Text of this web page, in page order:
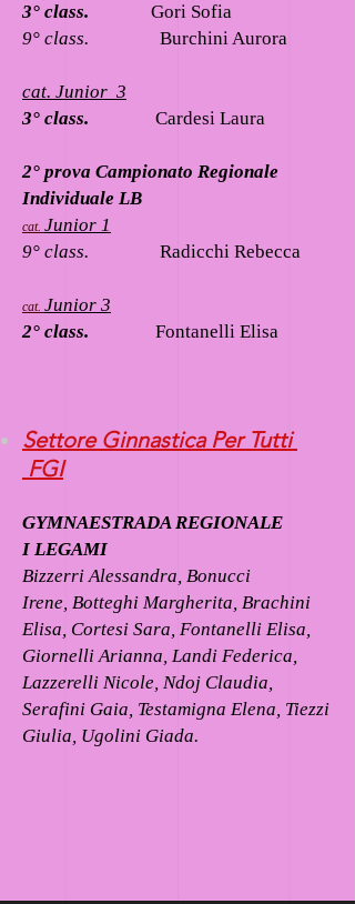
3° class. Gori Sofia
9° class. Burchini Aurora
cat. Junior 3
3° class. Cardesi Laura
2° prova Campionato Regionale
Individuale LB
cat. Junior 1
9° class. Radicchi Rebecca
cat. Junior 3
2° class. Fontanelli Elisa
Settore Ginnastica Per Tutti
FGI
GYMNAESTRADA REGIONALE
I LEGAMI
Bizzerri Alessandra, Bonucci
Irene, Botteghi Margherita, Brachini
Elisa, Cortesi Sara, Fontanelli Elisa,
Giornelli Arianna, Landi Federica,
Lazzerelli Nicole, Ndoj Claudia,
Serafini Gaia, Testamigna Elena, Tiezzi
Giulia, Ugolini Giada.